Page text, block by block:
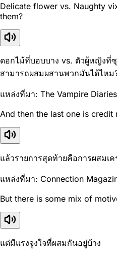
Delicate flower vs. Naughty
them?
ดอกไม้ที่บอบบาง vs. ตัวผู้หญิงที่
สามารถผสมผสานพวกมันได้ไหม
แหล่งที่มา: The Vampire
And then the last one is credit
แล้วรายการสุดท้ายคือการผสมเ
แหล่งที่มา: Connection
But there is some mix of
แต่มีแรงจูงใจที่ผสมกันอยู่บ้าง